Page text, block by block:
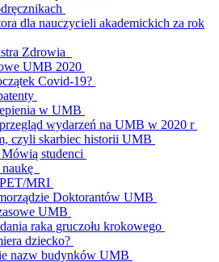
dla nauczycieli akademickich za rok
Zdrowia
UMB 2020
Covid-19?
w UMB
wydarzeń na UMB w 2020 r
czyli skarbiec historii UMB
studenci
MRI
Doktorantów UMB
UMB
raka gruczołu krokowego
dziecko?
nazw budynków UMB